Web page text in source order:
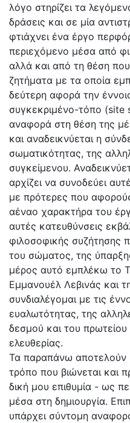
λόγο στηρίζει τα
δράσεις και σε μία
φτιάχνει ένα έργο
περιεχόμενο μέσα από
αλλά και από τη θέση
ζητήματα με τα οποία
δεύτερη αφορά την
συγκεκριμένο-τόπο (site
αναφορά στη θέση της
και αναδεικνύεται η
σωματικότητας, της
συγκείμενου.
αρχίζει να συνοδεύει
με πρότερες που
αέναο χαρακτήρα του
αυτές κατευθύνσεις
φιλοσοφικής συζήτησης
του σώματος, της
μέρος αυτό εμπλέκω το
Εμμανουέλ Λεβινάς και
συνδιαλέγομαι με τις
ευαλωτότητας, της
δεσμού και του
ελευθερίας.
Τα παραπάνω αποτελούν
τρόπο που βιώνεται και
δική μου επιθυμία - ως
μέσα στη δημιουργία.
υπάρχει σύντομη